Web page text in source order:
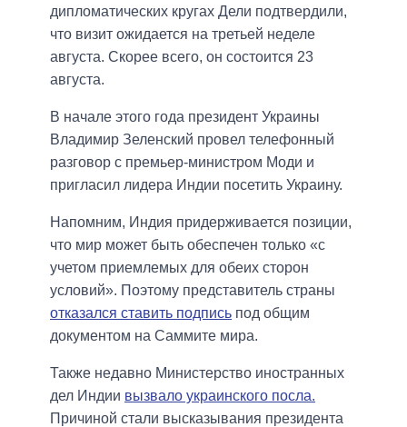
дипломатических кругах Дели подтвердили,
что визит ожидается на третьей неделе
августа. Скорее всего, он состоится 23
августа.
В начале этого года президент Украины
Владимир Зеленский провел телефонный
разговор с премьер-министром Моди и
пригласил лидера Индии посетить Украину.
Напомним, Индия придерживается позиции,
что мир может быть обеспечен только «с
учетом приемлемых для обеих сторон
условий». Поэтому представитель страны
отказался ставить подпись под общим
документом на Саммите мира.
Также недавно Министерство иностранных
дел Индии вызвало украинского посла.
Причиной стали высказывания президента